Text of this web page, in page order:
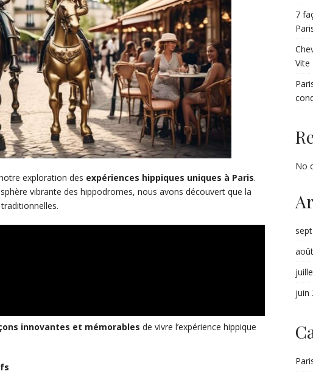
exploration des expériences hippiques uniques à Paris.
vibrante des hippodromes, nous avons découvert que la
innovantes et mémorables de vivre l’expérience hippique
7
Vite
No
juin